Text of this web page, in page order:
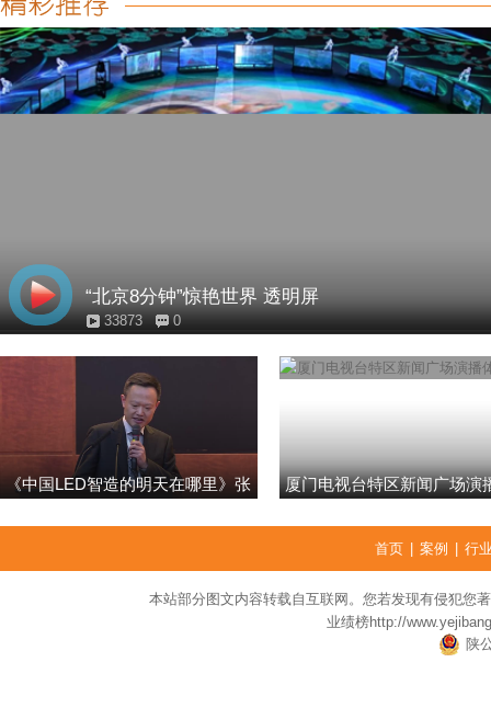
“北京8分钟”惊艳世界 透明屏
33873 0
《中国LED智造的明天在哪里》张
厦门电视台特区新闻广场演
首页 案例 行
本站部分图文内容转载自互联网。您若发现有侵犯您
业绩榜http://
陕